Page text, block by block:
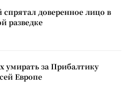
спрятал доверенное лицо в
разведке
за Прибалтику
Европе